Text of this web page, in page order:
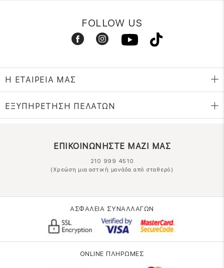
FOLLOW US
Η ΕΤΑΙΡΕΙΑ ΜΑΣ
ΕΞΥΠΗΡΕΤΗΣΗ ΠΕΛΑΤΩΝ
ΕΠΙΚΟΙΝΩΝΗΣΤΕ ΜΑΖΙ ΜΑΣ
210 999 4510
(Χρεώση μια αστική μονάδα από σταθερό)
ΑΣΦΑΛΕΙΑ ΣΥΝΑΛΛΑΓΩΝ
ONLINE ΠΛΗΡΩΜΕΣ